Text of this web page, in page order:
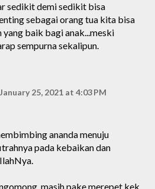
sedikit demi sedikit bisa
sebagai orang tua kita bisa
baik bagi anak...meski
sempurna sekalipun.
January 25, 2021 at 4:03 PM
ananda menuju
pada kebaikan dan
masih pake merepet kek